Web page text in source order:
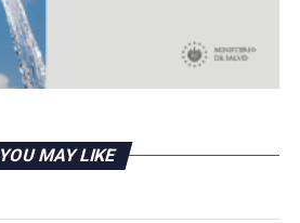
YOU MAY LIKE